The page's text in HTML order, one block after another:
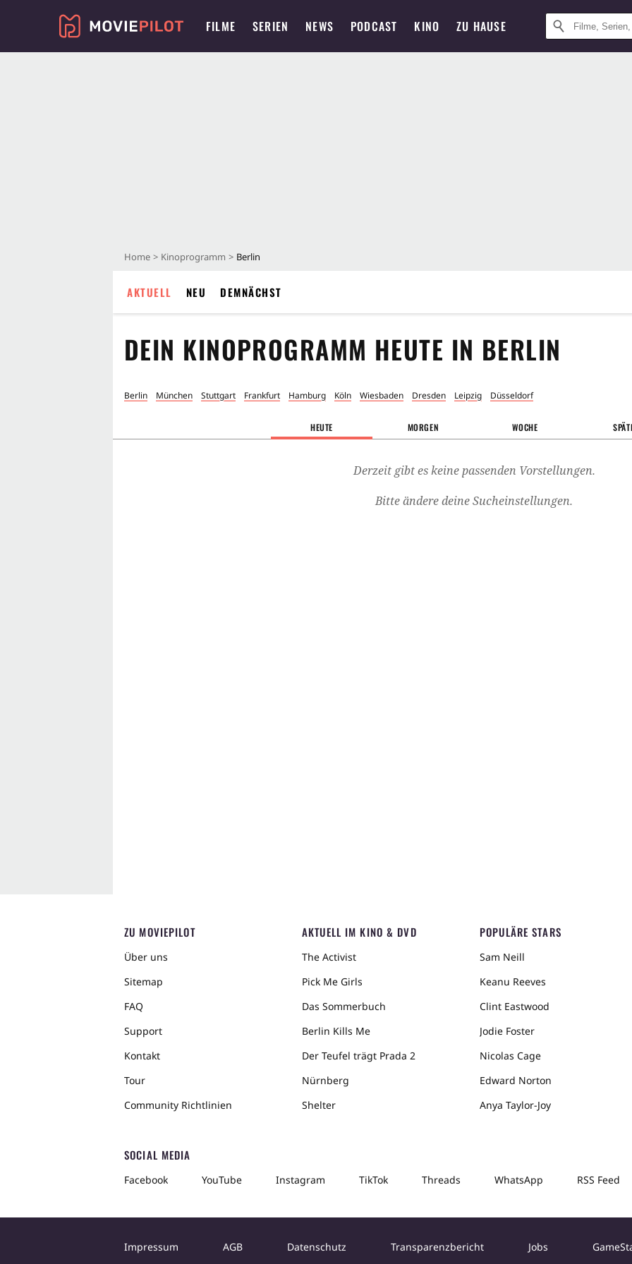
FILME SERIEN NEWS PODCAST KINO ZU HAUSE
Home Kinoprogramm Berlin
AKTUELL NEU DEMNÄCHST
DEIN KINOPROGRAMM HEUTE IN BERLIN
Berlin München Stuttgart Frankfurt Hamburg Köln Wiesbaden Dresden Leipzig Düsseldorf
HEUTE MORGEN WOCHE
Derzeit gibt es keine passenden Vorstellungen.
Bitte ändere deine Sucheinstellungen.
ZU MOVIEPILOT
Über uns
Sitemap
FAQ
Support
Kontakt
Tour
Community Richtlinien
AKTUELL IM KINO & DVD
The Activist
Pick Me Girls
Das Sommerbuch
Berlin Kills Me
Der Teufel trägt Prada 2
Nürnberg
Shelter
POPULÄRE STARS
Sam Neill
Keanu Reeves
Clint Eastwood
Jodie Foster
Nicolas Cage
Edward Norton
Anya Taylor-Joy
SOCIAL MEDIA
Facebook YouTube Instagram TikTok Threads WhatsApp RSS Feed
Impressum AGB Datenschutz Transparenzbericht Jobs